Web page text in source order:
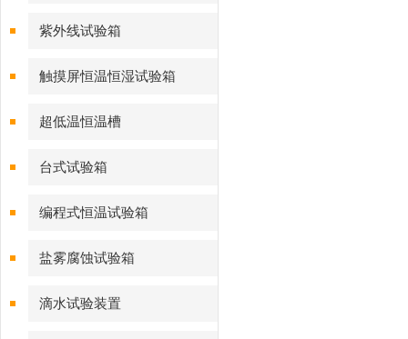
紫外线试验箱
触摸屏恒温恒湿试验箱
超低温恒温槽
台式试验箱
编程式恒温试验箱
盐雾腐蚀试验箱
滴水试验装置